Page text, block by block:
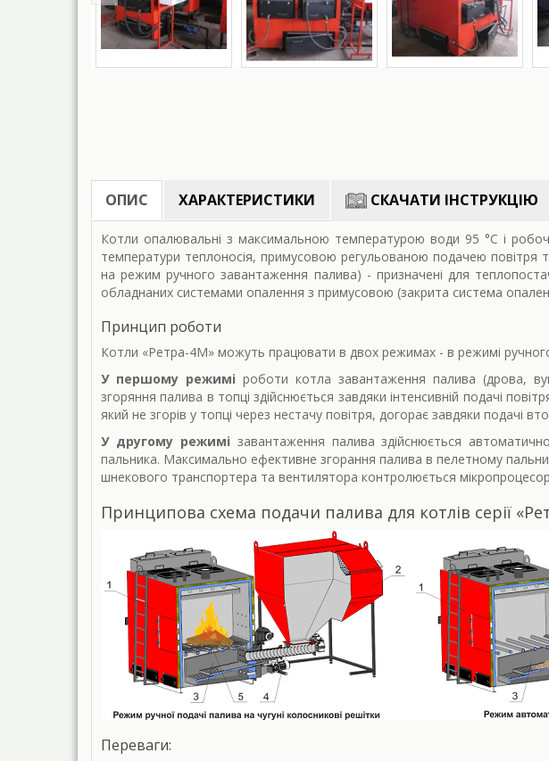
ОПИС ХАРАКТЕРИСТИКИ СКАЧАТИ ІНСТРУКЦІЮ
Котли опалювальні з максимальною температурою води 95 °С і
температури теплоносія, примусовою регульованою подачею
на режим ручного завантаження палива) - призначені для
обладнаних системами опалення з примусовою (закрита система
Принцип роботи
Котли «Ретра-4М» можуть працювати в двох режимах - в режимі
У першому режимі роботи котла завантаження палива (дрова,
згоряння палива в топці здійснюється завдяки інтенсивній подачі
який не згорів у топці через нестачу повітря, догорає завдяки подачі
У другому режимі завантаження палива здійснюється
пальника. Максимально ефективне згорання палива в пелетному
шнекового транспортера та вентилятора контролюється
Принципова схема подачи палива для котлів серії
Переваги: